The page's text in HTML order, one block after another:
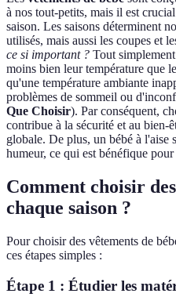
à nos tout-petits, mais il est
saison. Les saisons déterminent
utilisés, mais aussi les coupes et
ce si important ? Tout
moins bien leur température que
qu'une température ambiante
problèmes de sommeil ou
Que Choisir). Par conséquent,
contribue à la sécurité et au bien-
globale. De plus, un bébé à l'aise
humeur, ce qui est bénéfique
Comment choisir
chaque saison ?
Pour choisir des vêtements de
ces étapes simples :
Étape 1 : Étudier les